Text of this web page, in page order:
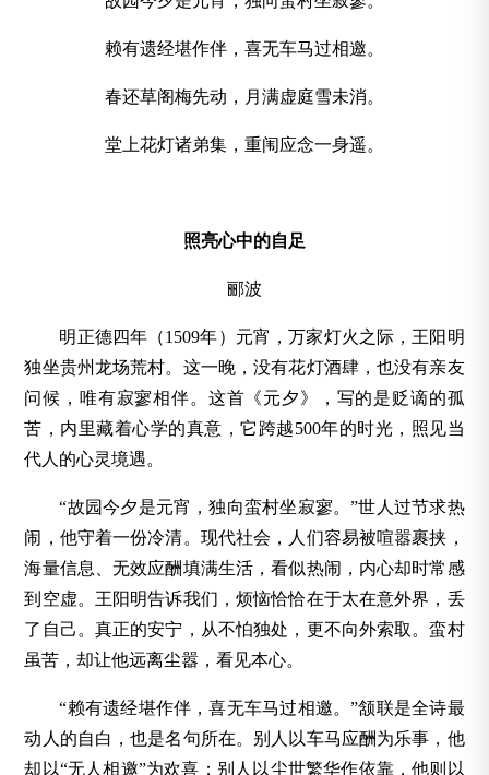
赖有遗经堪作伴，喜无车马过相邀。
春还草阁梅先动，月满虚庭雪未消。
堂上花灯诸弟集，重闱应念一身遥。
照亮心中的自足
郦波
明正德四年（1509年）元宵，万家灯火之际，王阳明
独坐贵州龙场荒村。这一晚，没有花灯酒肆，也没有亲友
问候，唯有寂寥相伴。这首《元夕》，写的是贬谪的孤
苦，内里藏着心学的真意，它跨越500年的时光，照见当
代人的心灵境遇。
“故园今夕是元宵，独向蛮村坐寂寥。”世人过节求热
闹，他守着一份冷清。现代社会，人们容易被喧嚣裹挟，
海量信息、无效应酬填满生活，看似热闹，内心却时常感
到空虚。王阳明告诉我们，烦恼恰恰在于太在意外界，丢
了自己。真正的安宁，从不怕独处，更不向外索取。蛮村
虽苦，却让他远离尘嚣，看见本心。
“赖有遗经堪作伴，喜无车马过相邀。”颔联是全诗最
动人的自白，也是名句所在。别人以车马应酬为乐事，他
却以“无人相邀”为欢喜；别人以尘世繁华作依靠，他则以